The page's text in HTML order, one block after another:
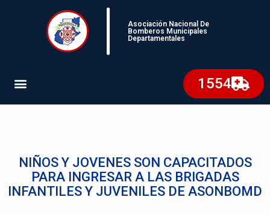
Asociación Nacional De
Bomberos Municipales
Departamentales
1554
NIÑOS Y JOVENES SON CAPACITADOS
PARA INGRESAR A LAS BRIGADAS
INFANTILES Y JUVENILES DE ASONBOMD